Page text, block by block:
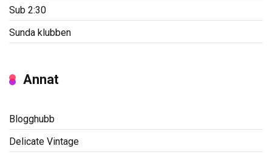
Sub 2:30
Sunda klubben
Annat
Blogghubb
Delicate Vintage